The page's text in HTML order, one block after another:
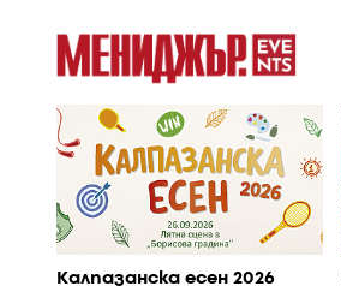
Калпазанска есен 2026